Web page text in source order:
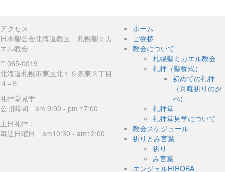
アクセス
日本聖公会北海道教区 札幌聖ミカ
エル教会
〒065-0019
北海道札幌市東区北１９条東３丁目
４−５
礼拝堂見学
公開時間 am 9:00 - pm 17:00
主日礼拝：
毎週日曜日 am10:30 - am12:00
ホーム
ご挨拶
教会について
札幌聖ミカエル教会
礼拝（聖餐式）
初めての礼拝
（月曜祈りの夕
べ）
礼拝堂
礼拝堂見学について
教会スケジュール
祈りとみ言葉
祈り
み言葉
エンジェルHIROBA